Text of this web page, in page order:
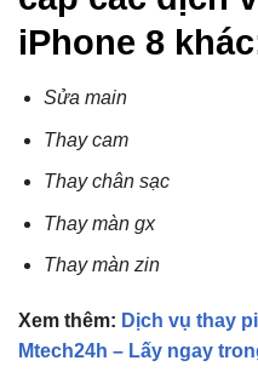
iPhone 8
Sửa main
Thay cam
Thay chân sạc
Thay màn gx
Thay màn zin
Xem thêm: Dịch vụ thay
Mtech24h – Lấy ngay